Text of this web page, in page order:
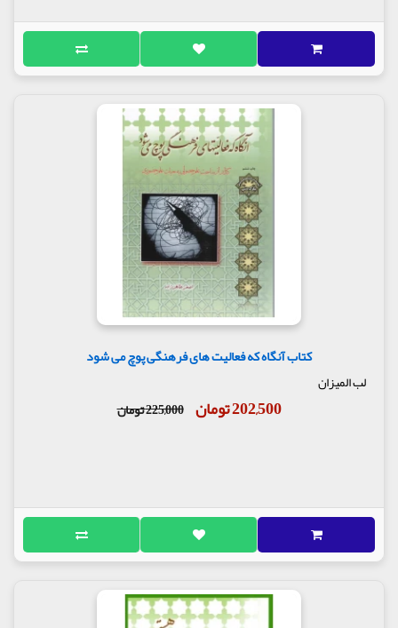
کتاب آنگاه که فعالیت های فرهنگی پوچ می شود
لب المیزان
202,500 تومان 225,000 تومان